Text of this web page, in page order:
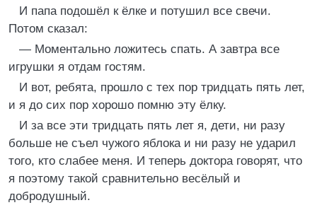
И папа подошёл к ёлке и потушил все свечи.
Потом сказал:
— Моментально ложитесь спать. А завтра все
игрушки я отдам гостям.
И вот, ребята, прошло с тех пор тридцать пять лет,
и я до сих пор хорошо помню эту ёлку.
И за все эти тридцать пять лет я, дети, ни разу
больше не съел чужого яблока и ни разу не ударил
того, кто слабее меня. И теперь доктора говорят, что
я поэтому такой сравнительно весёлый и
добродушный.